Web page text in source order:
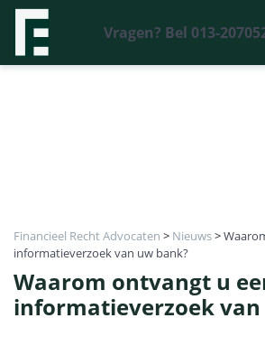
Vragen? Bel 013-
Financieel Recht Advocaten > Nieuws>
informatieverzoek van uw bank?
Waarom ontvangt u
informatieverzoek van